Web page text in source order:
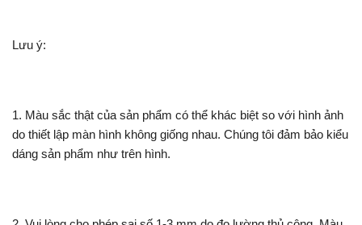
Lưu ý:
1. Màu sắc thật của sản phẩm có thể khác biệt so với hình ảnh
do thiết lập màn hình không giống nhau. Chúng tôi đảm bảo kiểu
dáng sản phẩm như trên hình.